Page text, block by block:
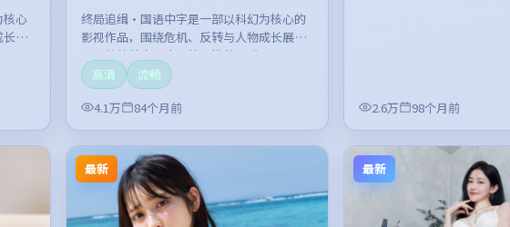
心
长展
终局追缉·国语中字是一部以科幻为核心的
影视作品，围绕危机、反转与人物成长展
开，整体节奏紧凑，值得推荐观看。
高清
流畅
4.1万
84个月前 2.6万 98个月前
最新 最新